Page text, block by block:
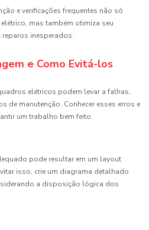
e verificações frequentes não só
mas também otimiza seu
inesperados.
e Como Evitá-los
elétricos podem levar a falhas,
de manutenção. Conhecer esses erros e
um trabalho bem feito.
pode resultar em um layout
isso, crie um diagrama detalhado
a disposição lógica dos